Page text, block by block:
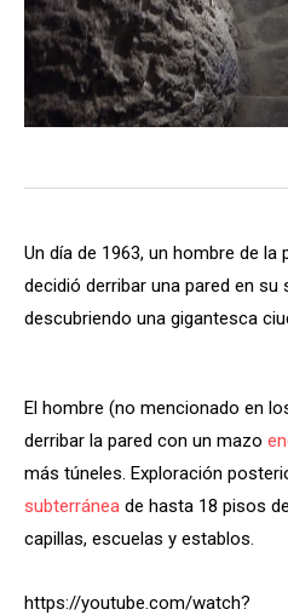
Un día de 1963, un hombre de
decidió derribar una pared en
descubriendo una gigantesca
El hombre (no mencionado en
derribar la pared con un mazo
más túneles. Exploración
subterránea de hasta 18 pisos
capillas, escuelas y establos.
https://youtube.com/watch?